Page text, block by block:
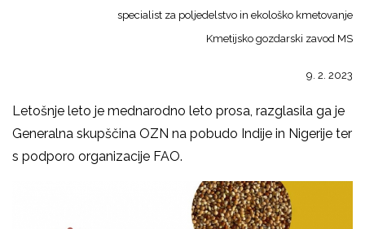
specialist za poljedelstvo in ekološko kmetovanje
Kmetijsko gozdarski zavod MS
9. 2. 2023
Letošnje leto je mednarodno leto prosa, razglasila ga je
Generalna skupščina OZN na pobudo Indije in Nigerije ter
s podporo organizacije FAO.